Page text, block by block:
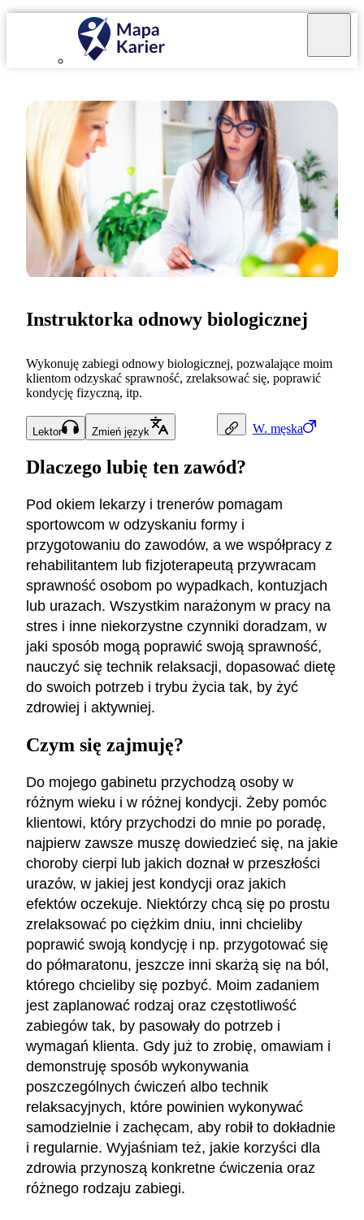
W. męska
Instruktorka odnowy biologicznej
Wykonuję zabiegi odnowy biologicznej, pozwalające moim
klientom odzyskać sprawność, zrelaksować się, poprawić
kondycję fizyczną, itp.
Lektor Zmień język
Dlaczego lubię ten zawód?
Pod okiem lekarzy i trenerów pomagam
sportowcom w odzyskaniu formy i
przygotowaniu do zawodów, a we współpracy z
rehabilitantem lub fizjoterapeutą przywracam
sprawność osobom po wypadkach, kontuzjach
lub urazach. Wszystkim narażonym w pracy na
stres i inne niekorzystne czynniki doradzam, w
jaki sposób mogą poprawić swoją sprawność,
nauczyć się technik relaksacji, dopasować dietę
do swoich potrzeb i trybu życia tak, by żyć
zdrowiej i aktywniej.
Czym się zajmuję?
Do mojego gabinetu przychodzą osoby w
różnym wieku i w różnej kondycji. Żeby pomóc
klientowi, który przychodzi do mnie po poradę,
najpierw zawsze muszę dowiedzieć się, na jakie
choroby cierpi lub jakich doznał w przeszłości
urazów, w jakiej jest kondycji oraz jakich
efektów oczekuje. Niektórzy chcą się po prostu
zrelaksować po ciężkim dniu, inni chcieliby
poprawić swoją kondycję i np. przygotować się
do półmaratonu, jeszcze inni skarżą się na ból,
którego chcieliby się pozbyć. Moim zadaniem
jest zaplanować rodzaj oraz częstotliwość
zabiegów tak, by pasowały do potrzeb i
wymagań klienta. Gdy już to zrobię, omawiam i
demonstruję sposób wykonywania
poszczególnych ćwiczeń albo technik
relaksacyjnych, które powinien wykonywać
samodzielnie i zachęcam, aby robił to dokładnie
i regularnie. Wyjaśniam też, jakie korzyści dla
zdrowia przynoszą konkretne ćwiczenia oraz
różnego rodzaju zabiegi.